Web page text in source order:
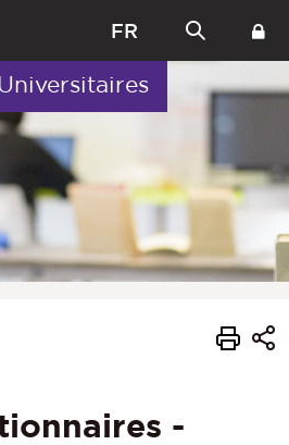
FR
-